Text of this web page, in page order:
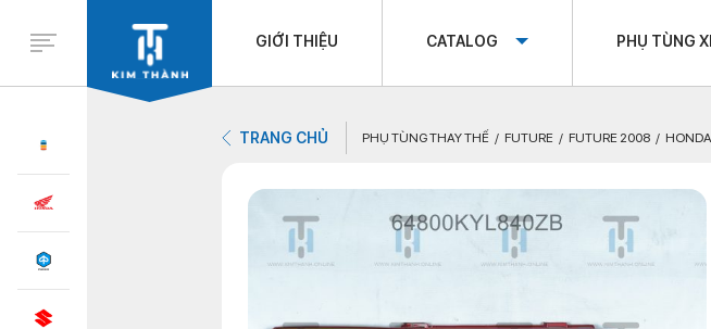
GIỚI THIỆU CATALOG PHỤ TÙNG
TRANG CHỦ PHỤ TÙNG THAY THẾ FUTURE FUTURE 2008 HONDA